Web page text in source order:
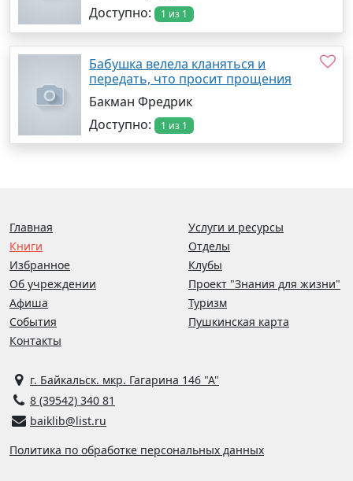
Доступно:
1 из 1
Бабушка велела кланяться и
передать, что просит прощения
Бакман Фредрик
Доступно:
1 из 1
г. Байкальск. мкр. Гагарина 146 "А"
8 (39542) 340 81
baiklib@list.ru
Политика по обработке персональных данных
Главная
Книги
Избранное
Об учреждении
Афиша
События
Контакты
Услуги и ресурсы
Отделы
Клубы
Проект "Знания для жизни"
Туризм
Пушкинская карта